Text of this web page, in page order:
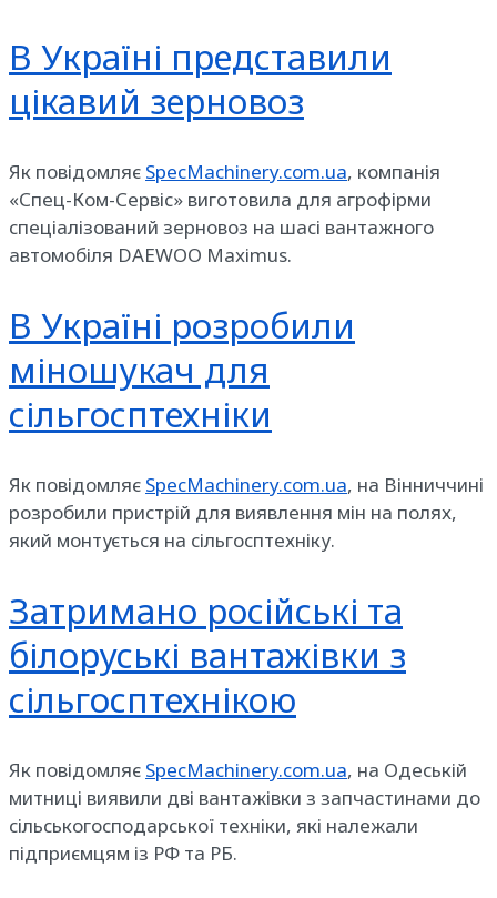
В Україні представили
цікавий зерновоз
Як повідомляє SpecMachinery.com.ua, компанія
«Спец-Ком-Сервіс» виготовила для агрофірми
спеціалізований зерновоз на шасі вантажного
автомобіля DAEWOO Maximus.
В Україні розробили
міношукач для
сільгосптехніки
Як повідомляє SpecMachinery.com.ua, на Вінниччині
розробили пристрій для виявлення мін на полях,
який монтується на сільгосптехніку.
Затримано російські та
білоруські вантажівки з
сільгосптехнікою
Як повідомляє SpecMachinery.com.ua, на Одеській
митниці виявили дві вантажівки з запчастинами до
сільськогосподарської техніки, які належали
підприємцям із РФ та РБ.